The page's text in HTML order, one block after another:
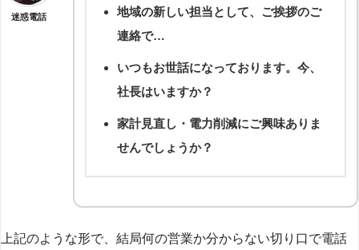
迷惑電話
地域の新しい担当として、ご挨拶のご
連絡で…
いつもお世話になっております。今、
社長はいますか？
家計見直し・電力削減にご興味ありま
せんでしょうか？
上記のような形で、結局何の営業か分からない切り口で電話